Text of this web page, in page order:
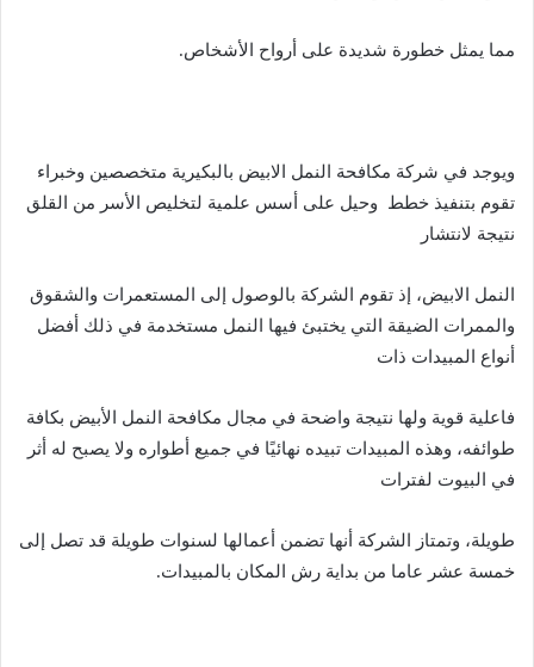
مما يمثل خطورة شديدة على أرواح الأشخاص.
ويوجد في شركة مكافحة النمل الابيض بالبكيرية متخصصين وخبراء
تقوم بتنفيذ خطط وحيل على أسس علمية لتخليص الأسر من القلق
نتيجة لانتشار
النمل الابيض، إذ تقوم الشركة بالوصول إلى المستعمرات والشقوق
والممرات الضيقة التي يختبئ فيها النمل مستخدمة في ذلك أفضل
أنواع المبيدات ذات
فاعلية قوية ولها نتيجة واضحة في مجال مكافحة النمل الأبيض بكافة
طوائفه، وهذه المبيدات تبيده نهائيًا في جميع أطواره ولا يصبح له أثر
في البيوت لفترات
طويلة، وتمتاز الشركة أنها تضمن أعمالها لسنوات طويلة قد تصل إلى
خمسة عشر عاما من بداية رش المكان بالمبيدات.